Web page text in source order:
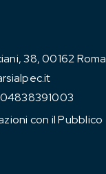
38, 00162 Roma
04838391003
con il Pubblico